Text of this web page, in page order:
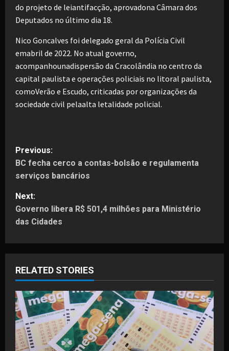
do projeto de leiantifacção, aprovadona Câmara dos
Deputados no último dia 18.
Nico Goncalves foi delegado geral da Polícia Civil
emabril de 2022. No atual governo,
acompanhounadispersão da Cracolândia no centro da
capital paulista e operações policiais no litoral paulista,
comoVerão e Escudo, criticadas por organizações da
sociedade civil pelaalta letalidade policial.
P
o
s
t
a
v
i
g
a
Previous:
BC fecha cerco a contas-bolsão e regulamenta
serviços bancários
Next:
Governo libera R$ 501,4 milhões para Ministério
das Cidades
RELATED STORIES